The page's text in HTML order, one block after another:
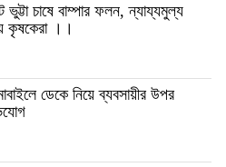
ভুট্টা চাষে বাম্পার ফলন, ন্যায্যমুল্য
কৃষকেরা ।।
ডেকে নিয়ে ব্যবসায়ীর উপর